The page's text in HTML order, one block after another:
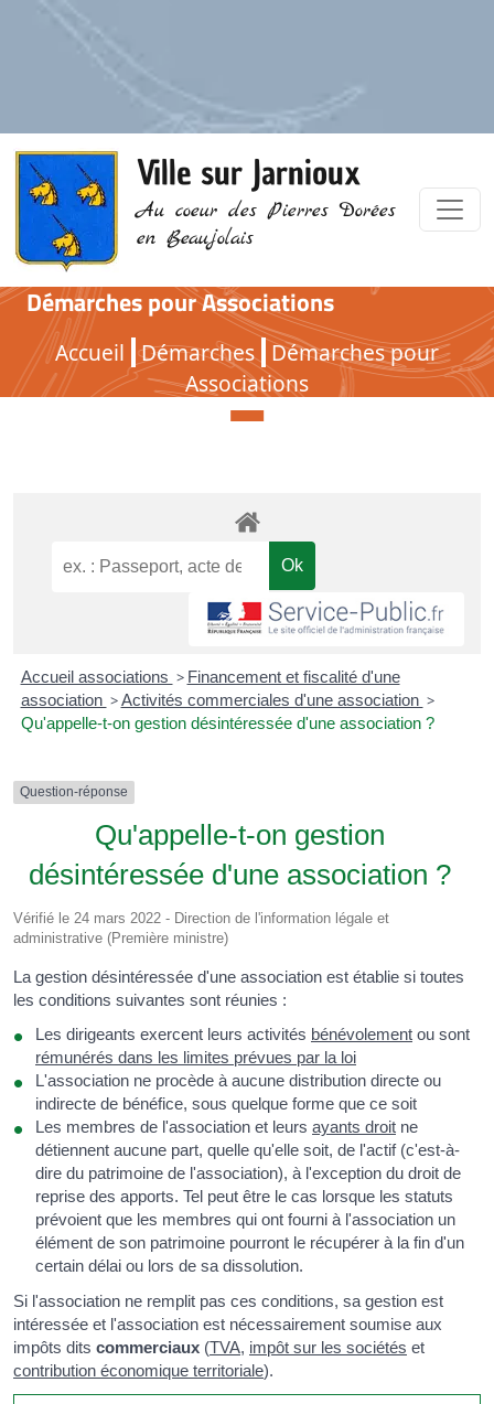
Ville sur Jarnioux
Au coeur des Pierres Dorées
en Beaujolais
Démarches pour Associations
Accueil Démarches Démarches pour
Associations
Démarches pour Associations
Accueil associations > Financement et fiscalité d'une
association > Activités commerciales d'une association >
Qu'appelle-t-on gestion désintéressée d'une association ?
Question-réponse
Qu'appelle-t-on gestion
désintéressée d'une association ?
Vérifié le 24 mars 2022 - Direction de l'information légale et
administrative (Première ministre)
La gestion désintéressée d'une association est établie si toutes
les conditions suivantes sont réunies :
Les dirigeants exercent leurs activités bénévolement ou sont
rémunérés dans les limites prévues par la loi
L'association ne procède à aucune distribution directe ou
indirecte de bénéfice, sous quelque forme que ce soit
Les membres de l'association et leurs ayants droit ne
détiennent aucune part, quelle qu'elle soit, de l'actif (c'est-à-
dire du patrimoine de l'association), à l'exception du droit de
reprise des apports. Tel peut être le cas lorsque les statuts
prévoient que les membres qui ont fourni à l'association un
élément de son patrimoine pourront le récupérer à la fin d'un
certain délai ou lors de sa dissolution.
Si l'association ne remplit pas ces conditions, sa gestion est
intéressée et l'association est nécessairement soumise aux
impôts dits commerciaux (TVA, impôt sur les sociétés et
contribution économique territoriale).